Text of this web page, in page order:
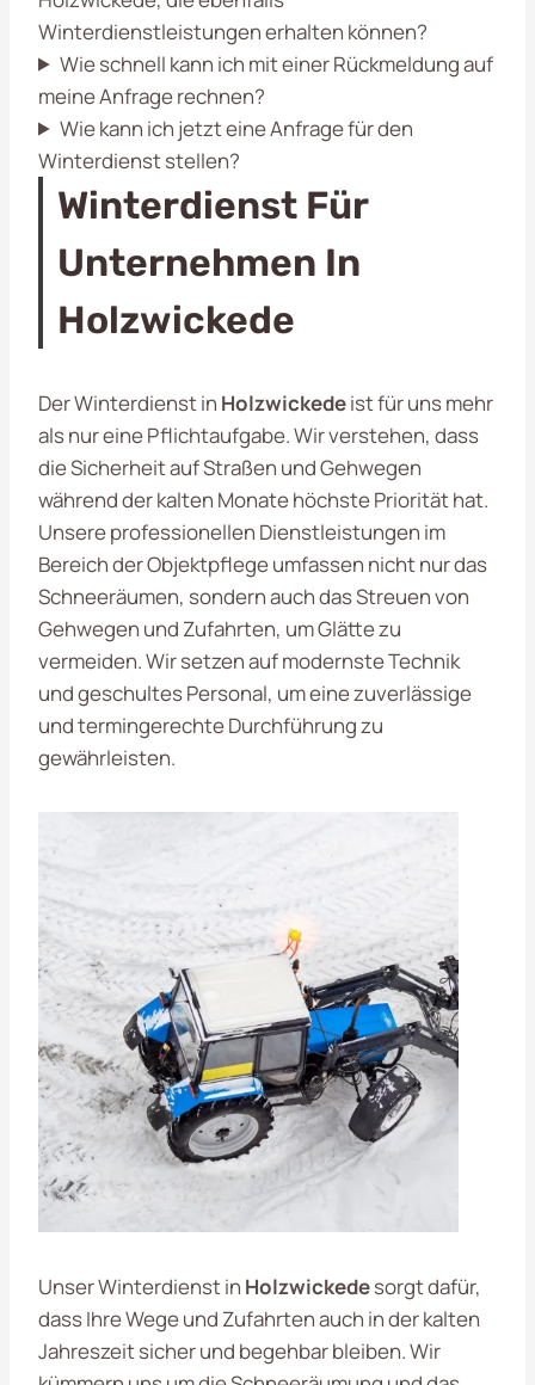
Winterdienstleistungen erhalten können?
Wie schnell kann ich mit einer Rückmeldung auf
meine Anfrage rechnen?
Wie kann ich jetzt eine Anfrage für den
Winterdienst stellen?
Winterdienst Für
Unternehmen In
Holzwickede
Der Winterdienst in Holzwickedeist für uns mehr
als nur eine Pflichtaufgabe. Wir verstehen, dass
die Sicherheit auf Straßen und Gehwegen
während der kalten Monate höchste Priorität hat.
Unsere professionellen Dienstleistungen im
Bereich der Objektpflege umfassen nicht nur das
Schneeräumen, sondern auch das Streuen von
Gehwegen und Zufahrten, um Glätte zu
vermeiden. Wir setzen auf modernste Technik
und geschultes Personal, um eine zuverlässige
und termingerechte Durchführung zu
gewährleisten.
Unser Winterdienst in Holzwickedesorgt dafür,
dass Ihre Wege und Zufahrten auch in der kalten
Jahreszeit sicher und begehbar bleiben. Wir